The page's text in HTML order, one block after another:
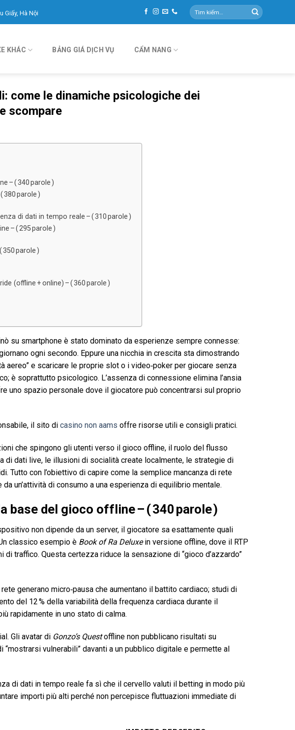
Giấy, Hà Nội
Tìm
kiếm:
KHÁC BẢNG GIÁ DỊCH VỤ CẨM NANG
come le dinamiche psicologiche dei
scompare
– ( 340 parole )
380 parole )
di dati in tempo reale – ( 310 parole )
– ( 295 parole )
parole )
(offline + online) – ( 360 parole )
su smartphone è stato dominato da esperienze sempre connesse:
ogni secondo. Eppure una nicchia in crescita sta dimostrando
e scaricare le proprie slot o i video‑poker per giocare senza
è soprattutto psicologico. L’assenza di connessione elimina l’ansia
uno spazio personale dove il giocatore può concentrarsi sul proprio
il sito di casino non aams offre risorse utili e consigli pratici.
che spingono gli utenti verso il gioco offline, il ruolo del flusso
di dati live, le illusioni di socialità create localmente, le strategie di
Tutto con l’obiettivo di capire come la semplice mancanza di rete
un’attività di consumo a una esperienza di equilibrio mentale.
del gioco offline – ( 340 parole )
non dipende da un server, il giocatore sa esattamente quali
classico esempio è Book of Ra Deluxein versione offline, dove il RTP
di traffico. Questa certezza riduce la sensazione di “gioco d’azzardo”
generano micro‑pausa che aumentano il battito cardiaco; studi di
del 12 % della variabilità della frequenza cardiaca durante il
rapidamente in uno stato di calma.
Gli avatar di Gonzo’s Questoffline non pubblicano risultati su
vulnerabili” davanti a un pubblico digitale e permette al
di dati in tempo reale fa sì che il cervello valuti il betting in modo più
importi più alti perché non percepisce fluttuazioni immediate di